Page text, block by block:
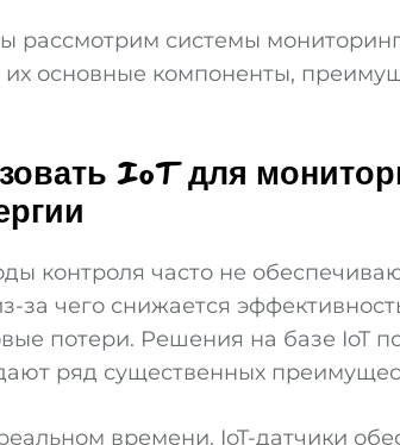
рассмотрим системы
их основные компоненты,
IoT для
контроля часто не
за чего снижается
потери. Решения на базе IoT
ряд существенных
времени. IoT-датчики